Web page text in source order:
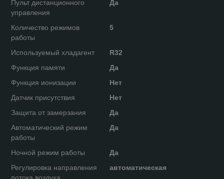
Пульт дистанционного
управления
Да
Количество режимов
работы
5
Используемый хладагент
R32
Функция памяти
Да
Функция ионизации
Нет
Датчик присутствия
Нет
Защита от замерзания
Да
Автоматический режим
работы
Да
Ночной режим работы
Да
Регулировка направления
потока воздуха
автоматическая